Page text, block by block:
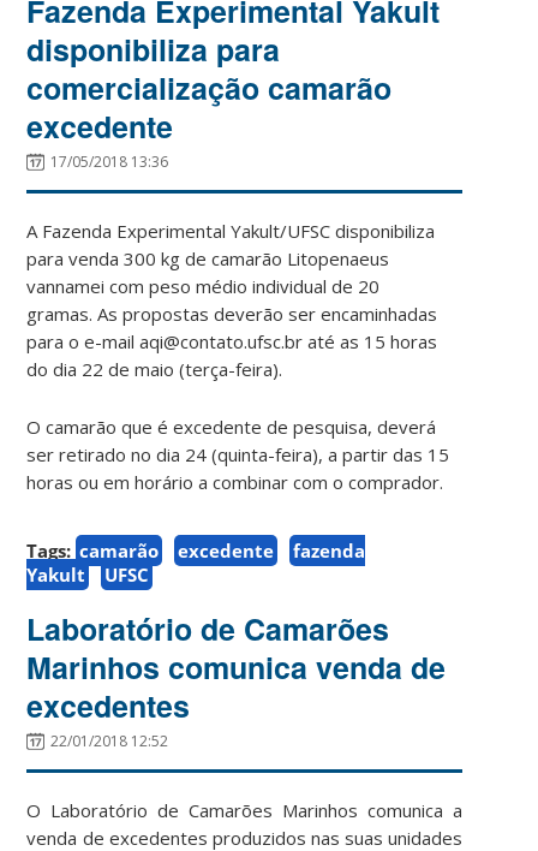
Fazenda Experimental Yakult
disponibiliza para
comercialização camarão
excedente
17/05/2018 13:36
A Fazenda Experimental Yakult/UFSC disponibiliza
para venda 300 kg de camarão Litopenaeus
vannamei com peso médio individual de 20
gramas. As propostas deverão ser encaminhadas
para o e-mail aqi@contato.ufsc.br até as 15 horas
do dia 22 de maio (terça-feira).
O camarão que é excedente de pesquisa, deverá
ser retirado no dia 24 (quinta-feira), a partir das 15
horas ou em horário a combinar com o comprador.
Tags: camarão excedente
fazenda
Yakult
UFSC
Laboratório de Camarões
Marinhos comunica venda de
excedentes
22/01/2018 12:52
O Laboratório de Camarões Marinhos comunica a
venda de excedentes produzidos nas suas unidades